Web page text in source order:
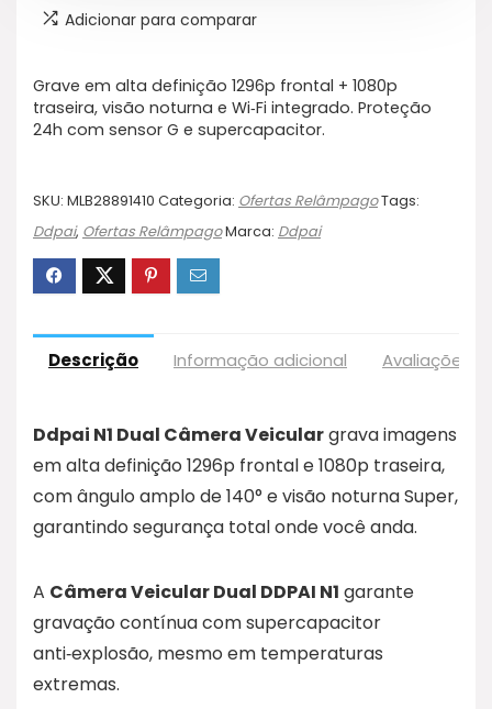
Adicionar para comparar
Grave em alta definição 1296p frontal + 1080p
traseira, visão noturna e Wi‑Fi integrado. Proteção
24h com sensor G e supercapacitor.
SKU: MLB28891410 Categoria: Ofertas RelâmpagoTags:
Ddpai, Ofertas RelâmpagoMarca: Ddpai
Descrição Informação adicional Avaliações
Ddpai N1 Dual Câmera Veiculargrava imagens
em alta definição 1296p frontal e 1080p traseira,
com ângulo amplo de 140° e visão noturna Super,
garantindo segurança total onde você anda.
A Câmera Veicular Dual DDPAI N1 garante
gravação contínua com supercapacitor
anti‑explosão, mesmo em temperaturas
extremas.